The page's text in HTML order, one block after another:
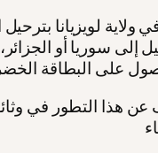
ولاية لويزيانا
إلى سوريا أو
هذا التطور في